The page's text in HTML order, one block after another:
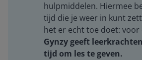
hulpmiddelen. Hiermee
tijd die je weer in kunt
het er echt toe doet: voor
Gynzy geeft
tijd om les te geven.